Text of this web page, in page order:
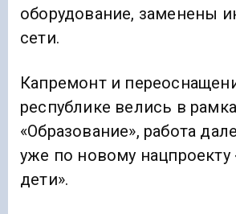
оборудование, заменены
сети.
Капремонт и
республике велись в
«Образование», работа
уже по новому
дети».